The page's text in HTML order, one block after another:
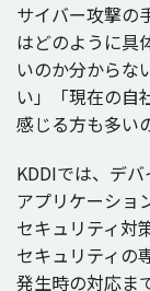
サイバー攻撃の
はどのように具
いのか分からな
い」「現在の自
感じる方も多い
KDDIでは、 デバ
アプリケーショ
セキュリティ対
セキュリティの
発生時の対応ま